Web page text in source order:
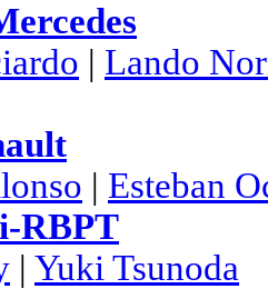
| Lando
| Esteban
RBPT
| Yuki Tsunoda